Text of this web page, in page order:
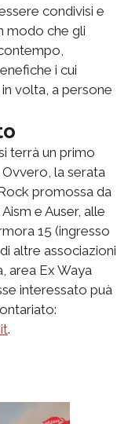
condivisi e
modo che gli
i cui
volta, a persone
terrà un primo
la serata
promossa da
e Auser, alle
15 (ingresso
altre associazioni
area Ex Waya
interessato puà
.